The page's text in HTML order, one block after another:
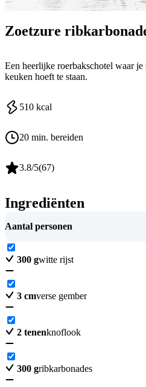
Zoetzure
Een heerlijke roerbakschotel waar
keuken hoeft te staan.
510 kcal
20 min. bereiden
3.8/5(67)
Ingrediënten
Aantal personen
300 gwitte rijst
3 cmverse gember
2 tenenknoflook
300 gribkarbonades